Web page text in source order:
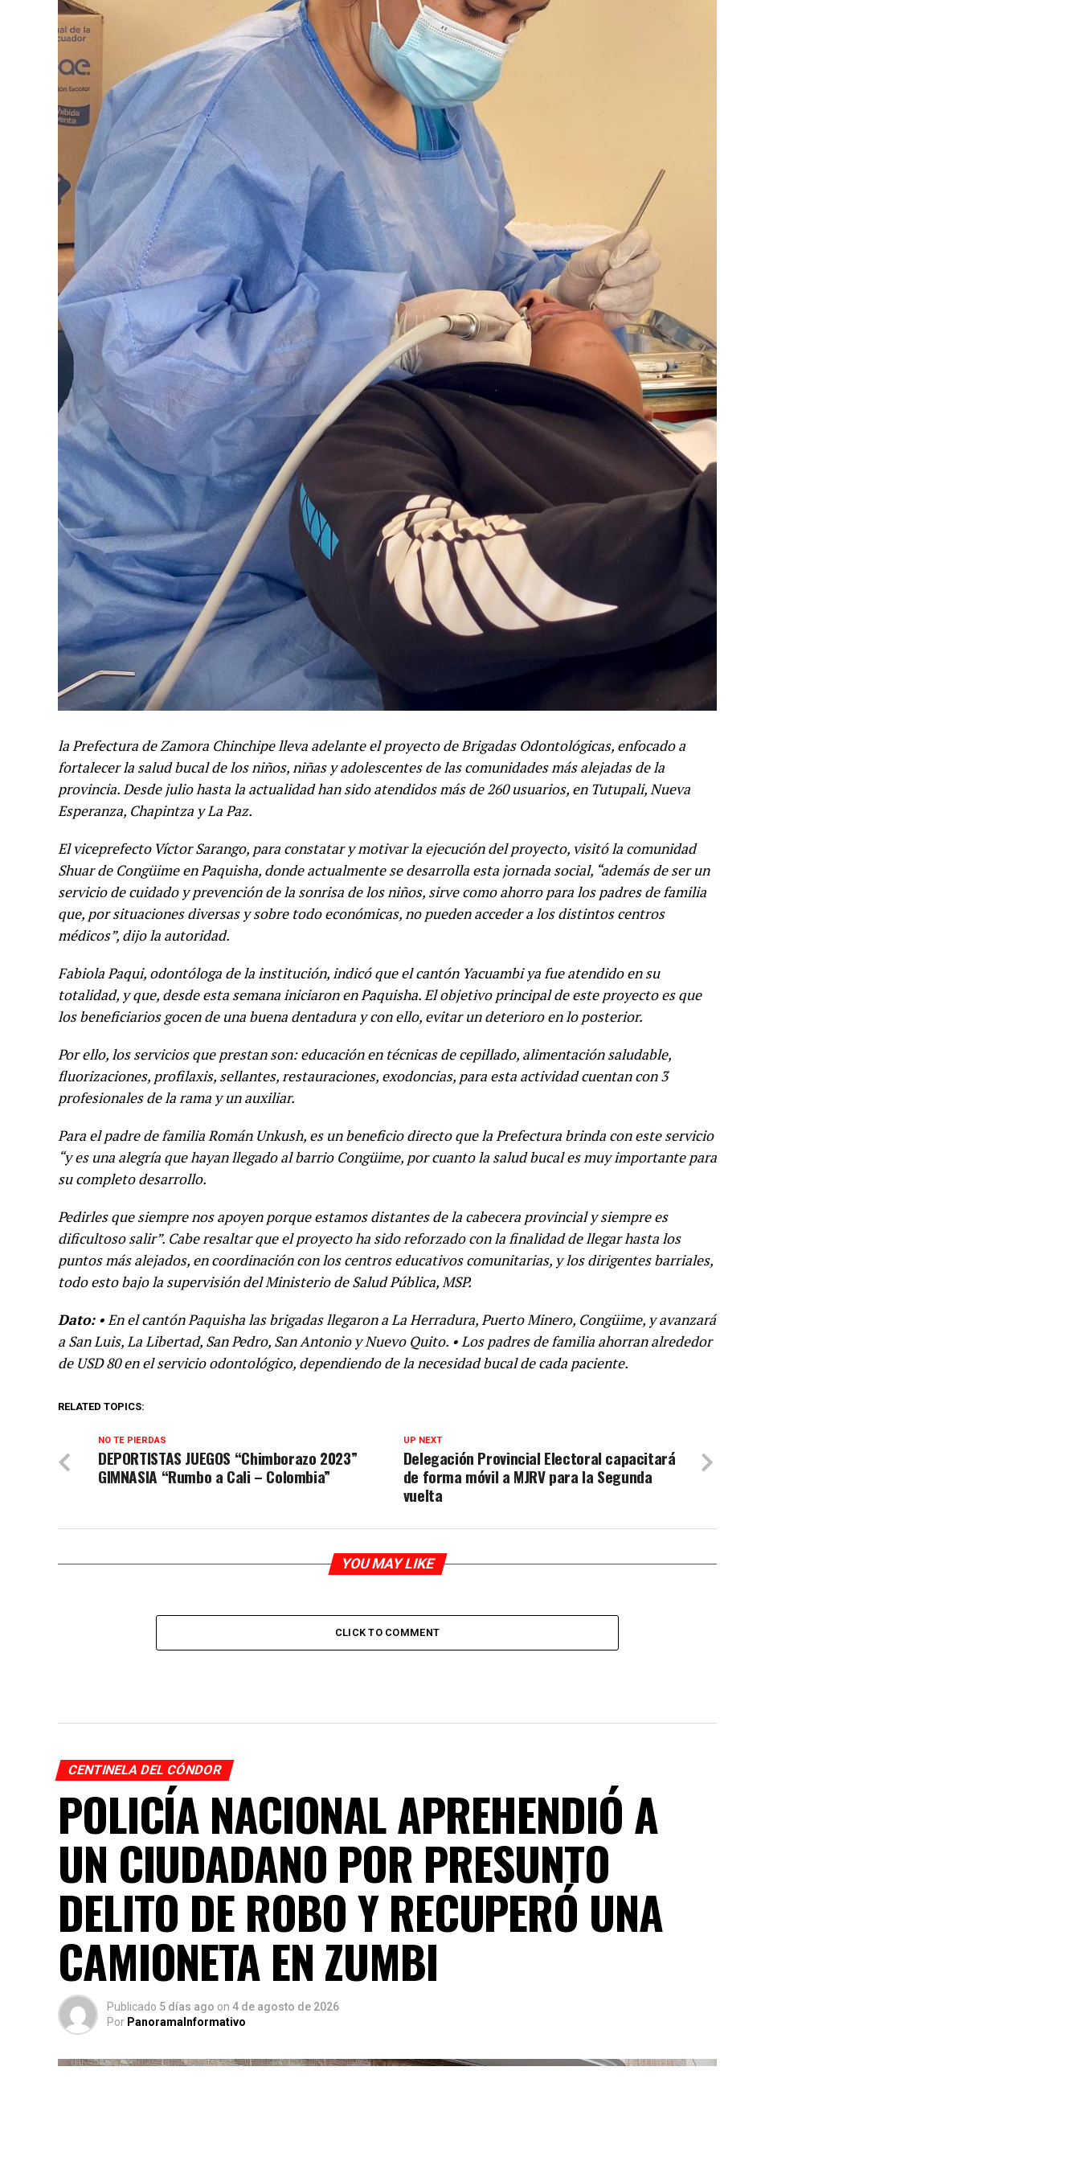
la Prefectura de Zamora Chinchipe lleva adelante el proyecto de Brigadas Odontológicas, enfocado a
fortalecer la salud bucal de los niños, niñas y adolescentes de las comunidades más alejadas de la
provincia. Desde julio hasta la actualidad han sido atendidos más de 260 usuarios, en Tutupali, Nueva
Esperanza, Chapintza y La Paz.
El viceprefecto Víctor Sarango, para constatar y motivar la ejecución del proyecto, visitó la comunidad
Shuar de Congüime en Paquisha, donde actualmente se desarrolla esta jornada social, “además de ser un
servicio de cuidado y prevención de la sonrisa de los niños, sirve como ahorro para los padres de familia
que, por situaciones diversas y sobre todo económicas, no pueden acceder a los distintos centros
médicos”, dijo la autoridad.
Fabiola Paqui, odontóloga de la institución, indicó que el cantón Yacuambi ya fue atendido en su
totalidad, y que, desde esta semana iniciaron en Paquisha. El objetivo principal de este proyecto es que
los beneficiarios gocen de una buena dentadura y con ello, evitar un deterioro en lo posterior.
Por ello, los servicios que prestan son: educación en técnicas de cepillado, alimentación saludable,
fluorizaciones, profilaxis, sellantes, restauraciones, exodoncias, para esta actividad cuentan con 3
profesionales de la rama y un auxiliar.
Para el padre de familia Román Unkush, es un beneficio directo que la Prefectura brinda con este servicio
“y es una alegría que hayan llegado al barrio Congüime, por cuanto la salud bucal es muy importante para
su completo desarrollo.
Pedirles que siempre nos apoyen porque estamos distantes de la cabecera provincial y siempre es
dificultoso salir”. Cabe resaltar que el proyecto ha sido reforzado con la finalidad de llegar hasta los
puntos más alejados, en coordinación con los centros educativos comunitarias, y los dirigentes barriales,
todo esto bajo la supervisión del Ministerio de Salud Pública, MSP.
Dato:• En el cantón Paquisha las brigadas llegaron a La Herradura, Puerto Minero, Congüime, y avanzará
a San Luis, La Libertad, San Pedro, San Antonio y Nuevo Quito. • Los padres de familia ahorran alrededor
de USD 80 en el servicio odontológico, dependiendo de la necesidad bucal de cada paciente.
RELATED TOPICS:
UP NEXT
Delegación Provincial Electoral capacitará
de forma móvil a MJRV para la Segunda
vuelta
NO TE PIERDAS
DEPORTISTAS JUEGOS “Chimborazo 2023”
GIMNASIA “Rumbo a Cali – Colombia”
YOU MAY LIKE
CLICK TO COMMENT
CENTINELA DEL CÓNDOR
POLICÍA NACIONAL APREHENDIÓ A
UN CIUDADANO POR PRESUNTO
DELITO DE ROBO Y RECUPERÓ UNA
CAMIONETA EN ZUMBI
Publicado 5 días ago on 4 de agosto de 2026
Por PanoramaInformativo